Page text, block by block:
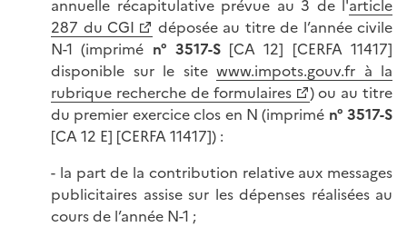
annuelle récapitulative prévue au 3 de l'article
287 du CGI
déposée au titre de l’année civile
N-1 (imprimé n° 3517-S[CA 12] [CERFA 11417]
disponible sur le site www.impots.gouv.fr à la
rubrique recherche de formulaires
) ou au titre
du premier exercice clos en N (imprimé n° 3517-S
[CA 12 E] [CERFA 11417]) :
- la part de la contribution relative aux messages
publicitaires assise sur les dépenses réalisées au
cours de l’année N-1 ;